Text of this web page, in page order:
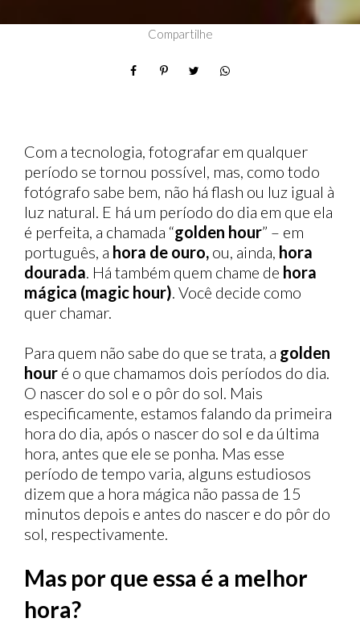
Compartilhe
Com a tecnologia, fotografar em qualquer
período se tornou possível, mas, como todo
fotógrafo sabe bem, não há flash ou luz igual à
luz natural. E há um período do dia em que ela
é perfeita, a chamada “golden hour” – em
português, a hora de ouro, ou, ainda, hora
dourada . Há também quem chame de hora
mágica (magic hour) . Você decide como
quer chamar.
Para quem não sabe do que se trata, a golden
hour é o que chamamos dois períodos do dia.
O nascer do sol e o pôr do sol. Mais
especificamente, estamos falando da primeira
hora do dia, após o nascer do sol e da última
hora, antes que ele se ponha. Mas esse
período de tempo varia, alguns estudiosos
dizem que a hora mágica não passa de 15
minutos depois e antes do nascer e do pôr do
sol, respectivamente.
Mas por que essa é a melhor
hora?